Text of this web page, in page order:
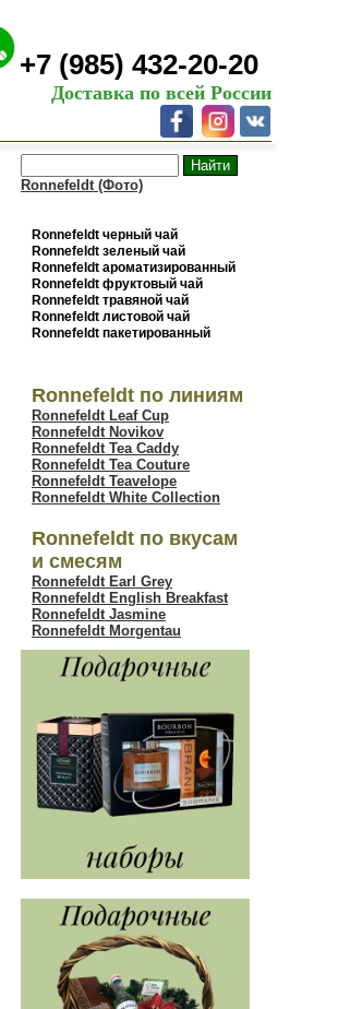
+7 (985) 432-20-20
Доставка по всей России
Ronnefeldt (Фото)
Ronnefeldt черный чай
Ronnefeldt зеленый чай
Ronnefeldt ароматизированный
Ronnefeldt фруктовый чай
Ronnefeldt травяной чай
Ronnefeldt листовой чай
Ronnefeldt пакетированный
Ronnefeldt по линиям
Ronnefeldt Leaf Cup
Ronnefeldt Novikov
Ronnefeldt Tea Caddy
Ronnefeldt Tea Couture
Ronnefeldt Teavelope
Ronnefeldt White Collection
Ronnefeldt по вкусам
и смесям
Ronnefeldt Earl Grey
Ronnefeldt English Breakfast
Ronnefeldt Jasmine
Ronnefeldt Morgentau